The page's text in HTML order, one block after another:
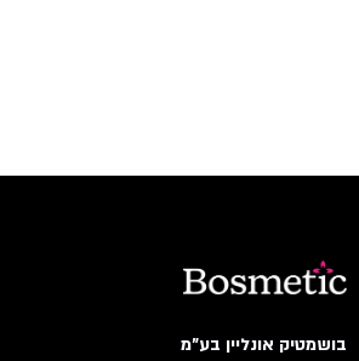
בושמטיק אונליין בע"מ